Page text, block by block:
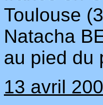
Toulouse
Natacha
au pied du
13 avril